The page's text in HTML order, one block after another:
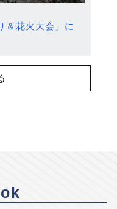
＆花火大会」に